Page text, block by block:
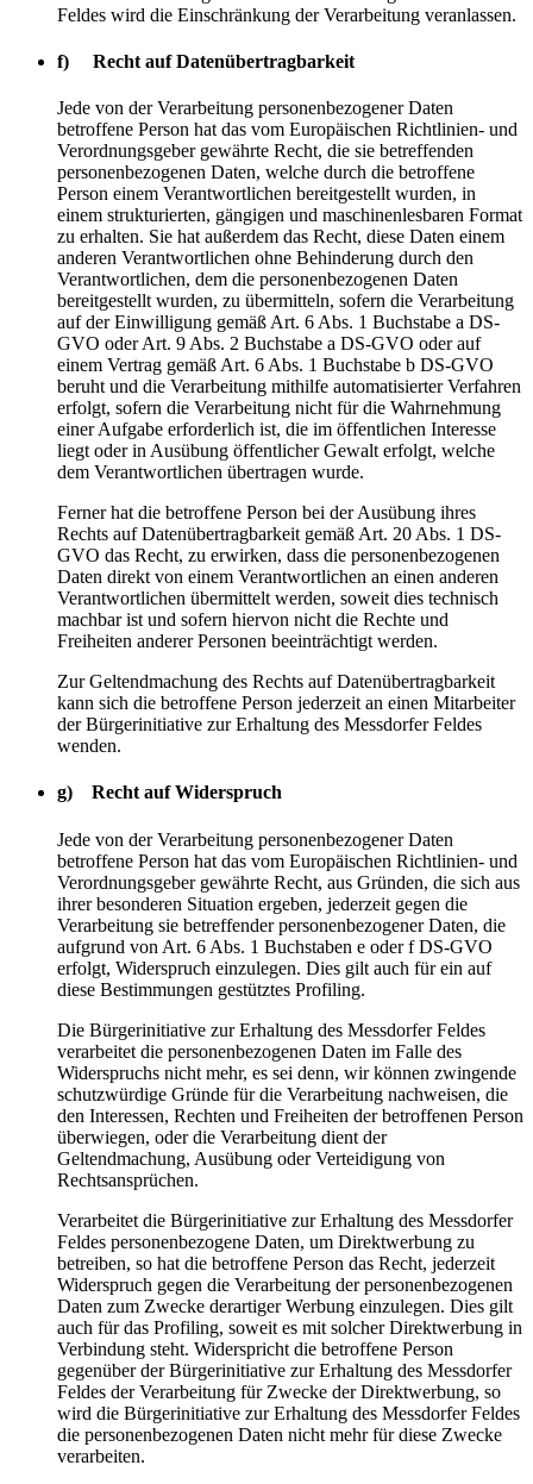
Feldes wird die Einschränkung der Verarbeitung veranlassen.
f) Recht auf Datenübertragbarkeit
Jede von der Verarbeitung personenbezogener Daten
betroffene Person hat das vom Europäischen Richtlinien- und
Verordnungsgeber gewährte Recht, die sie betreffenden
personenbezogenen Daten, welche durch die betroffene
Person einem Verantwortlichen bereitgestellt wurden, in
einem strukturierten, gängigen und maschinenlesbaren Format
zu erhalten. Sie hat außerdem das Recht, diese Daten einem
anderen Verantwortlichen ohne Behinderung durch den
Verantwortlichen, dem die personenbezogenen Daten
bereitgestellt wurden, zu übermitteln, sofern die Verarbeitung
auf der Einwilligung gemäß Art. 6 Abs. 1 Buchstabe a DS-
GVO oder Art. 9 Abs. 2 Buchstabe a DS-GVO oder auf
einem Vertrag gemäß Art. 6 Abs. 1 Buchstabe b DS-GVO
beruht und die Verarbeitung mithilfe automatisierter Verfahren
erfolgt, sofern die Verarbeitung nicht für die Wahrnehmung
einer Aufgabe erforderlich ist, die im öffentlichen Interesse
liegt oder in Ausübung öffentlicher Gewalt erfolgt, welche
dem Verantwortlichen übertragen wurde.
Ferner hat die betroffene Person bei der Ausübung ihres
Rechts auf Datenübertragbarkeit gemäß Art. 20 Abs. 1 DS-
GVO das Recht, zu erwirken, dass die personenbezogenen
Daten direkt von einem Verantwortlichen an einen anderen
Verantwortlichen übermittelt werden, soweit dies technisch
machbar ist und sofern hiervon nicht die Rechte und
Freiheiten anderer Personen beeinträchtigt werden.
Zur Geltendmachung des Rechts auf Datenübertragbarkeit
kann sich die betroffene Person jederzeit an einen Mitarbeiter
der Bürgerinitiative zur Erhaltung des Messdorfer Feldes
wenden.
g) Recht auf Widerspruch
Jede von der Verarbeitung personenbezogener Daten
betroffene Person hat das vom Europäischen Richtlinien- und
Verordnungsgeber gewährte Recht, aus Gründen, die sich aus
ihrer besonderen Situation ergeben, jederzeit gegen die
Verarbeitung sie betreffender personenbezogener Daten, die
aufgrund von Art. 6 Abs. 1 Buchstaben e oder f DS-GVO
erfolgt, Widerspruch einzulegen. Dies gilt auch für ein auf
diese Bestimmungen gestütztes Profiling.
Die Bürgerinitiative zur Erhaltung des Messdorfer Feldes
verarbeitet die personenbezogenen Daten im Falle des
Widerspruchs nicht mehr, es sei denn, wir können zwingende
schutzwürdige Gründe für die Verarbeitung nachweisen, die
den Interessen, Rechten und Freiheiten der betroffenen Person
überwiegen, oder die Verarbeitung dient der
Geltendmachung, Ausübung oder Verteidigung von
Rechtsansprüchen.
Verarbeitet die Bürgerinitiative zur Erhaltung des Messdorfer
Feldes personenbezogene Daten, um Direktwerbung zu
betreiben, so hat die betroffene Person das Recht, jederzeit
Widerspruch gegen die Verarbeitung der personenbezogenen
Daten zum Zwecke derartiger Werbung einzulegen. Dies gilt
auch für das Profiling, soweit es mit solcher Direktwerbung in
Verbindung steht. Widerspricht die betroffene Person
gegenüber der Bürgerinitiative zur Erhaltung des Messdorfer
Feldes der Verarbeitung für Zwecke der Direktwerbung, so
wird die Bürgerinitiative zur Erhaltung des Messdorfer Feldes
die personenbezogenen Daten nicht mehr für diese Zwecke
verarbeiten.